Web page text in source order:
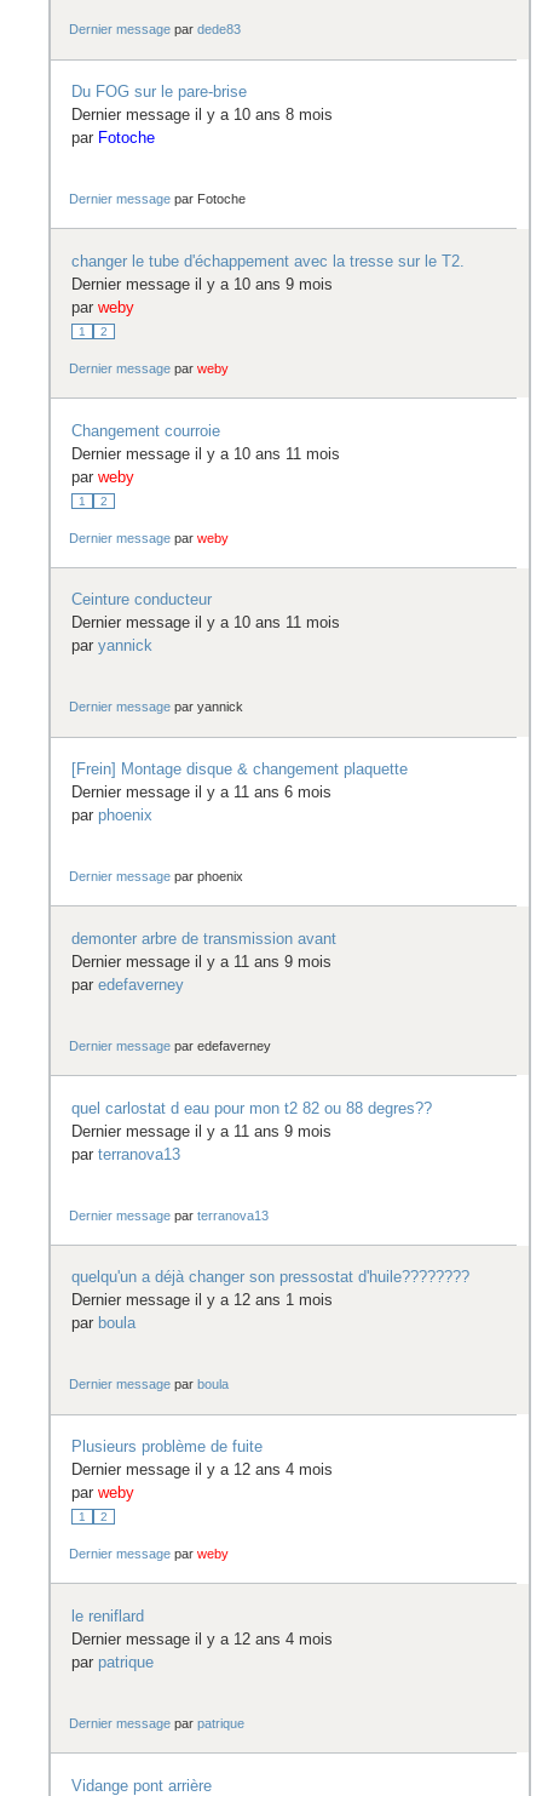
Dernier message pardede83
Du FOG sur le pare-brise
Dernier message il y a 10 ans 8 mois
par Fotoche
Dernier message par Fotoche
changer le tube d'échappement avec la tresse sur le T2.
Dernier message il y a 10 ans 9 mois
par weby
1 2
Dernier message parweby
Changement courroie
Dernier message il y a 10 ans 11 mois
par weby
1 2
Dernier message parweby
Ceinture conducteur
Dernier message il y a 10 ans 11 mois
par yannick
Dernier message paryannick
[Frein] Montage disque & changement plaquette
Dernier message il y a 11 ans 6 mois
par phoenix
Dernier message parphoenix
demonter arbre de transmission avant
Dernier message il y a 11 ans 9 mois
par edefaverney
Dernier message paredefaverney
quel carlostat d eau pour mon t2 82 ou 88 degres??
Dernier message il y a 11 ans 9 mois
par terranova13
Dernier message parterranova13
quelqu'un a déjà changer son pressostat d'huile????????
Dernier message il y a 12 ans 1 mois
par boula
Dernier message par boula
Plusieurs problème de fuite
Dernier message il y a 12 ans 4 mois
par weby
1 2
Dernier message parweby
le reniflard
Dernier message il y a 12 ans 4 mois
par patrique
Dernier message parpatrique
Vidange pont arrière